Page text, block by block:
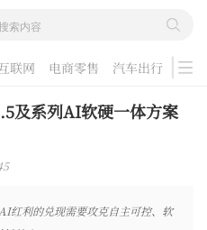
联网 电商零售 汽车出行
游戏
及系列AI软硬一体方案
红利的兑现需要攻克自主可控、软